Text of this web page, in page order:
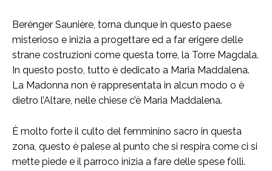
Berénger Saunière, torna dunque in questo paese
misterioso e inizia a progettare ed a far erigere delle
strane costruzioni come questa torre, la Torre Magdala.
In questo posto, tutto è dedicato a Maria Maddalena.
La Madonna non è rappresentata in alcun modo o è
dietro l’Altare, nelle chiese c’è Maria Maddalena.
È molto forte il culto del femminino sacro in questa
zona, questo è palese al punto che si respira come ci si
mette piede e il parroco inizia a fare delle spese folli.